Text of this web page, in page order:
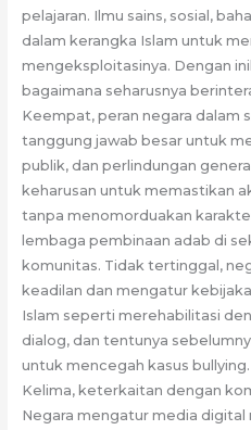
pelajaran. Ilmu sains, sosial,
dalam kerangka Islam untuk
mengeksploitasinya. Dengan
bagaimana seharusnya
Keempat, peran negara dalam
tanggung jawab besar untuk
publik, dan perlindungan
keharusan untuk memastikan
tanpa menomorduakan
lembaga pembinaan adab di
komunitas. Tidak tertinggal,
keadilan dan mengatur
Islam seperti merehabilitasi
dialog, dan tentunya
untuk mencegah kasus bullying.
Kelima, keterkaitan dengan
Negara mengatur media digital